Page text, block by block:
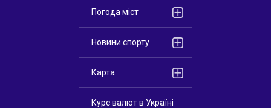
Погода міст
Новини спорту
Карта
Курс валют в Україні